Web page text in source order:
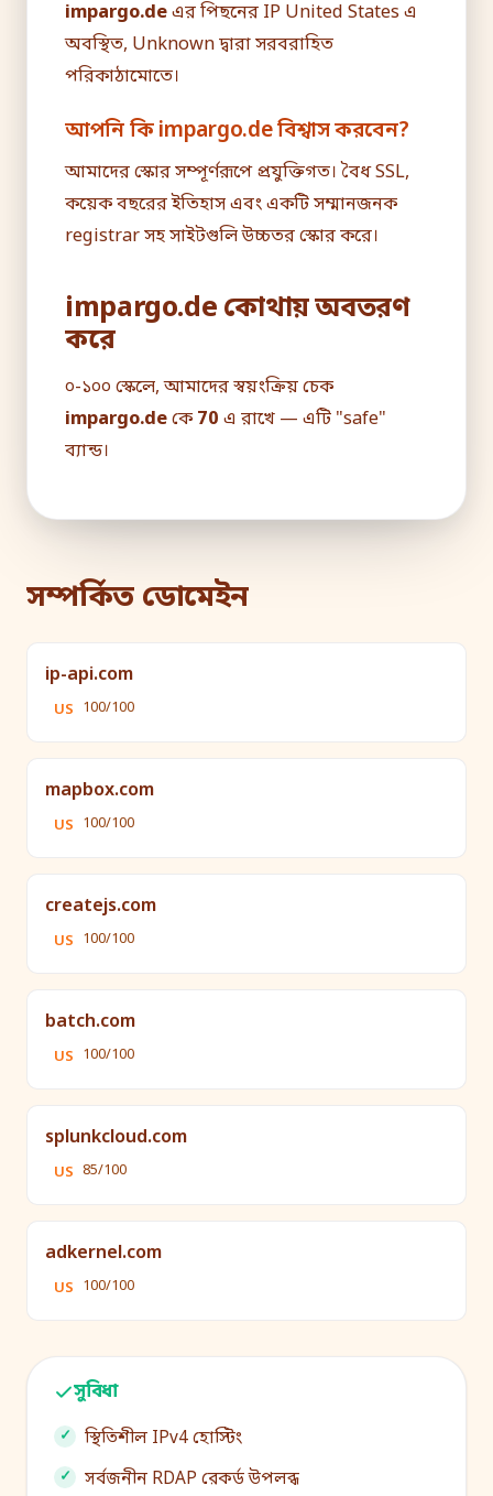
impargo.deএর পিছনের IP United States এ
অবস্থিত, Unknown দ্বারা সরবরাহিত
পরিকাঠামোতে।
আপনি কি impargo.de বিশ্বাস করবেন?
আমাদের স্কোর সম্পূর্ণরূপে প্রযুক্তিগত। বৈধ SSL,
কয়েক বছরের ইতিহাস এবং একটি সম্মানজনক
registrar সহ সাইটগুলি উচ্চতর স্কোর করে।
impargo.de কোথায় অবতরণ
করে
০-১০০ স্কেলে, আমাদের স্বয়ংক্রিয় চেক
impargo.deকে 70 এ রাখে — এটি "safe"
ব্যান্ড।
সম্পর্কিত ডোমেইন
ip-api.com
US 100/100
mapbox.com
US 100/100
createjs.com
US 100/100
batch.com
US 100/100
splunkcloud.com
US 85/100
adkernel.com
US 100/100
সুবিধা
স্থিতিশীল IPv4 হোস্টিং
সর্বজনীন RDAP রেকর্ড উপলব্ধ